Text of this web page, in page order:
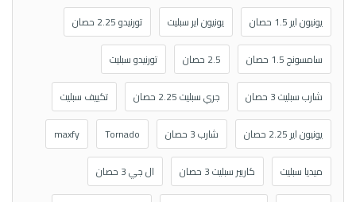
يونيون اير 1.5 حصان يونيون اير سبليت تورنيدو 2.25 حصان
سامسونج 1.5 حصان 2.5 حصان تورنيدو سبليت
شارب سبليت 3 حصان جري سبليت 2.25 حصان تكييف سبليت
يونيون اير 2.25 حصان شارب 3 حصان Tornado
maxfy
ميديا سبليت كاريير سبليت 3 حصان ال جي 3 حصان